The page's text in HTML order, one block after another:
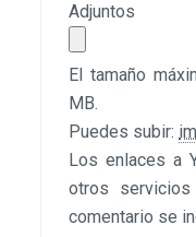
Adjuntos
El tamaño
MB.
Puedes subir:
Los enlaces a
otros
comentario se